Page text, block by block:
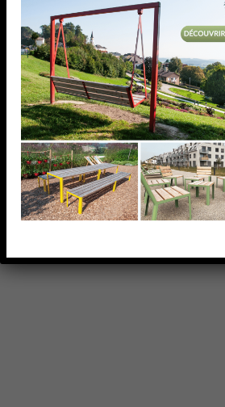
VIS A TeTE
M8X25 AISI304,
VIS A TeTE CYLINDRIQUE M8X25
AJOUTER À MA LISTE